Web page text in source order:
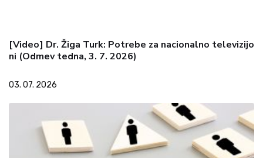
[Video] Dr. Žiga Turk: Potrebe za nacionalno televizijo
ni (Odmev tedna, 3. 7. 2026)
03. 07. 2026